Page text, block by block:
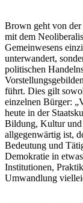
Brown geht von der
mit dem
Gemeinwesens
unterwandert,
politischen
führt. Dies gilt
einzelnen Bürger:
heute in der
Bildung, Kultur und
allgegenwärtig ist,
Bedeutung und
Demokratie in etwas
Institutionen,
Umwandlung